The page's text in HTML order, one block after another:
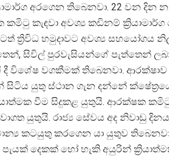
අරගෙන තිබෙනවා. 22 වන දින
කැඳවා අවශ්‍ය කඩිනම් ක්‍රියාමාර්ග
ත්‍රිවිධ හමුදාවට අවශ්‍ය සහයෝගය
සිවිල් පුරවැසියන්ගේ පැත්තෙන්
දී විශේෂ වගකීමක් තිබෙනවා.
යුතු ස්ථාන ගැන දන්නේ
වීම සිදුකළ යුතුයි. ආරක්ෂක
යුතුයි. රාජ්‍ය සේවය අද නිවාඩු
කටයුතු කරගෙන යා යුතුව
දෙකක් හෝ හැකි අයුරින්